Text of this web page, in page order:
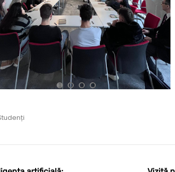
1 2 3 4